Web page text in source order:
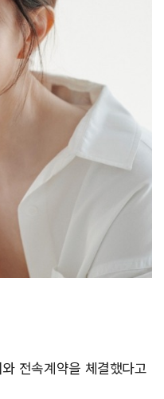
전속계약을 체결했다고